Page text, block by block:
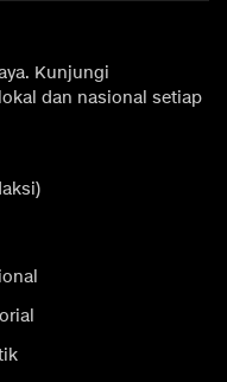
Kunjungi
dan nasional setiap